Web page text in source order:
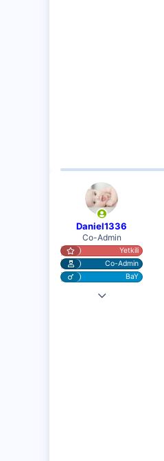
Daniel1336
Co-Admin
Yetkili
Co-Admin
BaY
4 Nis 2023